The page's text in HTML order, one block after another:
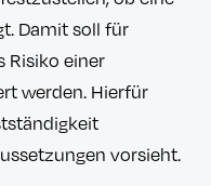
Damit soll für
Risiko einer
werden. Hierfür
vorsieht.